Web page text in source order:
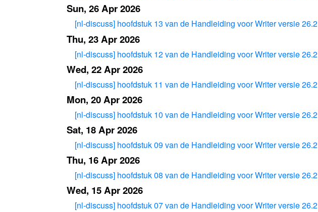
Sun, 26 Apr 2026
[nl-discuss] hoofdstuk 13 van de Handleiding voor Writer versie 26.2
Thu, 23 Apr 2026
[nl-discuss] hoofdstuk 12 van de Handleiding voor Writer versie 26.2
Wed, 22 Apr 2026
[nl-discuss] hoofdstuk 11 van de Handleiding voor Writer versie 26.2
Mon, 20 Apr 2026
[nl-discuss] hoofdstuk 10 van de Handleiding voor Writer versie 26.2
Sat, 18 Apr 2026
[nl-discuss] hoofdstuk 09 van de Handleiding voor Writer versie 26.2
Thu, 16 Apr 2026
[nl-discuss] hoofdstuk 08 van de Handleiding voor Writer versie 26.2
Wed, 15 Apr 2026
[nl-discuss] hoofdstuk 07 van de Handleiding voor Writer versie 26.2